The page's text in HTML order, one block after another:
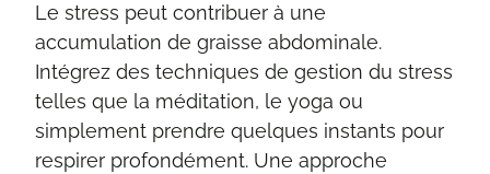
Le stress peut contribuer à une
accumulation de graisse abdominale.
Intégrez des techniques de gestion du stress
telles que la méditation, le yoga ou
simplement prendre quelques instants pour
respirer profondément. Une approche